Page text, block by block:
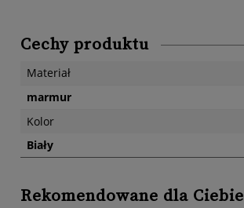
Cechy produktu
Materiał
marmur
Kolor
Biały
Rekomendowane dla Ciebie